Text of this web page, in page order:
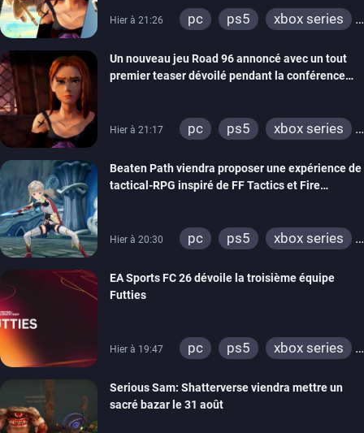
Hier à 21:26 pc ps5
xbox series
xbox one
switch 2
Un nouveau jeu Road 96 annoncé avec un tout
premier teaser dévoilé pendant la conférence
Hier à 21:17 pc ps5
xbox series
xbox one
Beaten Path viendra proposer une expérience de
tactical-RPG inspiré de FF Tactics et Fire
Hier à 20:30 pc ps5
xbox series
EA Sports FC 26 dévoile la troisième équipe
Futties
Hier à 19:47 pc ps5
xbox series
xbox one
switch 2
Serious Sam: Shatterverse viendra mettre un
sacré bazar le 31 août